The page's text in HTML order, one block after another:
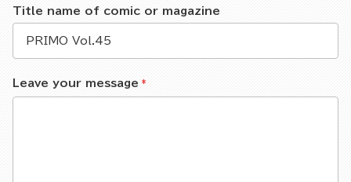
Title name of comic or magazine
Leave your message